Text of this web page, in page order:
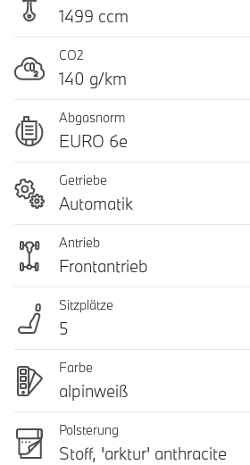
1499 ccm
CO2
140 g/km
Abgasnorm
EURO 6e
Getriebe
Automatik
Antrieb
Frontantrieb
Sitzplätze
5
Farbe
alpinweiß
Polsterung
Stoff, 'arktur' anthracite